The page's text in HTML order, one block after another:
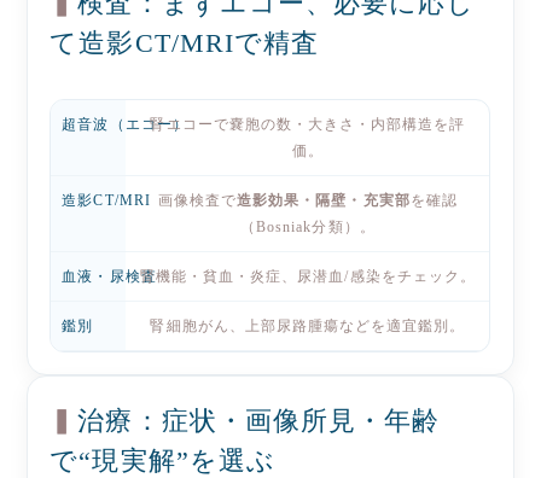
て造影CT/MRIで精査
超音波（エコー）
腎エコー で嚢胞の数・大きさ・内部構造を評
価。
造影CT/MRI 画像検査 で造影効果・隔壁・充実部を確認
（Bosniak分類）。
血液・尿検査腎機能 ・貧血・炎症、尿潜血/感染をチェック。
鑑別 腎細胞がん 、 上部尿路腫瘍などを適宜鑑別。
治療：症状・画像所見・年齢
で“現実解”を選ぶ